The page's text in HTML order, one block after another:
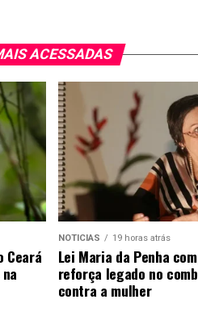
ACESSADAS
Ceará
NOTICIAS 19 horas atrás
Lei Maria da Penha
reforça legado no
contra a mulher